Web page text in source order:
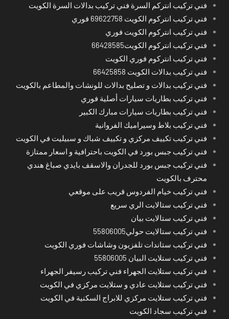
فني تركيب انتركم السرة فني تركيب بدالات السرة الكويت
فني تركيب انتركوم الكويت 69622758 فوري
فني تركيب انتركوم الكويت فوري
فني تركيب انتركوم الكويت66428585
فني تركيب انتركوم فوري الكويت
فني تركيب بدالات الكويت 66425858
فني تركيب بدالات و تصليح بدالات للونشات والمطاعم بالكويت
فني تركيب بطاريات سيارات أصلية فوري
فني تركيب بطاريات سيارات مبارك الكبير
فني تركيب بلاط وسيراميك الفروانية
فني تركيب تكييف مركزي و تكييف شباك و سبيليت في الكويت
فني تركيب جبس بورد في الكويت باحترافية و اسعار ممتازة
فني تركيب جبس بورد للجدران والاسقف بايدي صباغ هندي
محترف بالكويت
فني تركيب خيام الفردوس قريب على موقعي
فني تركيب ستالايت الري سريع
فني تركيب ستالايت بيان
فني تركيب ستالايت حولي55806005
فني تركيب ستاندات تلفزيون وشاشات فوري الكويت
فني تركيب ستلايت البيان 55806005
فني تركيب ستلايت الجهراء فني تركيب رسيفر الجهراء
فني تركيب ستلايت عادي و ستلايت مركزي في الكويت
فني تركيب ستلايت مركزي للابراج السكنية في الكويت
فني تركيب سجاد الكويت